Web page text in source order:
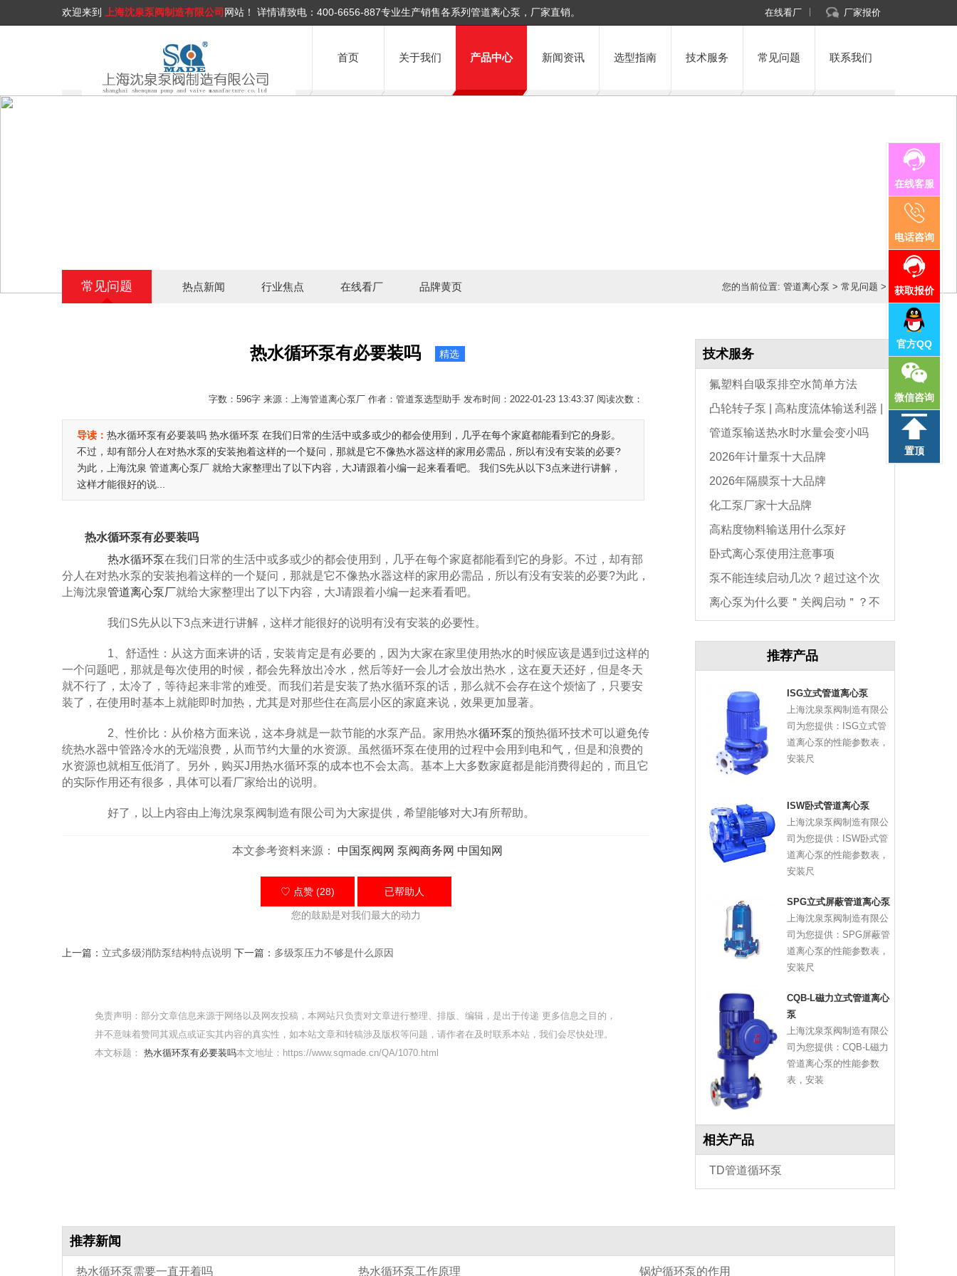
欢迎来到 上海沈泉泵阀制造有限公司 网站！ 详情请致电： 400-6656-887专业生产销售各系列管道离心泵，厂家直销。 在线看厂 厂家报价
首页 关于我们 产品中心 新闻资讯 选型指南 技术服务 常见问题 联系我们
在线客服
电话咨询
获取报价
官方QQ
微信咨询
置顶
常见问题 热点新闻 行业焦点 在线看厂 品牌黄页 您的当前位置:管道离心泵 >常见问题 >
热水循环泵有必要装吗 精选
字数：596字 来源：上海管道离心泵厂 作者：管道泵选型助手 发布时间：2022-01-23 13:43:37 阅读次数：
导读： 热水循环泵有必要装吗 热水循环泵 在我们日常的生活中或多或少的都会使用到，几乎在每个家庭都能看到它的身影。
不过，却有部分人在对热水泵的安装抱着这样的一个疑问，那就是它不像热水器这样的家用必需品，所以有没有安装的必要?
为此，上海沈泉 管道离心泵厂 就给大家整理出了以下内容，大J请跟着小编一起来看看吧。 我们S先从以下3点来进行讲解，
这样才能很好的说...
热水循环泵有必要装吗
热水循环泵在我们日常的生活中或多或少的都会使用到，几乎在每个家庭都能看到它的身影。不过，却有部
分人在对热水泵的安装抱着这样的一个疑问，那就是它不像热水器这样的家用必需品，所以有没有安装的必要?为此，
上海沈泉管道离心泵厂就给大家整理出了以下内容，大J请跟着小编一起来看看吧。
我们S先从以下3点来进行讲解，这样才能很好的说明有没有安装的必要性。
1、舒适性：从这方面来讲的话，安装肯定是有必要的，因为大家在家里使用热水的时候应该是遇到过这样的
一个问题吧，那就是每次使用的时候，都会先释放出冷水，然后等好一会儿才会放出热水，这在夏天还好，但是冬天
就不行了，太冷了，等待起来非常的难受。而我们若是安装了热水循环泵的话，那么就不会存在这个烦恼了，只要安
装了，在使用时基本上就能即时加热，尤其是对那些住在高层小区的家庭来说，效果更加显著。
2、性价比：从价格方面来说，这本身就是一款节能的水泵产品。家用热水循环泵的预热循环技术可以避免传
统热水器中管路冷水的无端浪费，从而节约大量的水资源。虽然循环泵在使用的过程中会用到电和气，但是和浪费的
水资源也就相互低消了。另外，购买J用热水循环泵的成本也不会太高。基本上大多数家庭都是能消费得起的，而且它
的实际作用还有很多，具体可以看厂家给出的说明。
好了，以上内容由上海沈泉泵阀制造有限公司为大家提供，希望能够对大J有所帮助。
本文参考资料来源： 中国泵阀网 泵阀商务网 中国知网
♡ 点赞 (28) 已帮助人
您的鼓励是对我们最大的动力
上一篇： 立式多级消防泵结构特点说明 下一篇： 多级泵压力不够是什么原因
免责声明：部分文章信息来源于网络以及网友投稿，本网站只负责对文章进行整理、排版、编辑，是出于传递 更多信息之目的，
并不意味着赞同其观点或证实其内容的真实性，如本站文章和转稿涉及版权等问题，请作者在及时联系本站，我们会尽快处理。
本文标题： 热水循环泵有必要装吗本文地址：https://www.sqmade.cn/QA/1070.html
技术服务
氟塑料自吸泵排空水简单方法
凸轮转子泵 | 高粘度流体输送利器 |
选型与维护全指南
管道泵输送热水时水量会变小吗
2026年计量泵十大品牌
2026年隔膜泵十大品牌
化工泵厂家十大品牌
高粘度物料输送用什么泵好
卧式离心泵使用注意事项
泵不能连续启动几次？超过这个次
数，电机必坏
离心泵为什么要＂关阀启动＂？不
推荐产品
ISG立式管道离心泵
上海沈泉泵阀制造有限公
司为您提供：ISG立式管
道离心泵的性能参数表，
安装尺
ISW卧式管道离心泵
上海沈泉泵阀制造有限公
司为您提供：ISW卧式管
道离心泵的性能参数表，
安装尺
SPG立式屏蔽管道离心泵
上海沈泉泵阀制造有限公
司为您提供：SPG屏蔽管
道离心泵的性能参数表，
安装尺
CQB-L磁力立式管道离心
泵
上海沈泉泵阀制造有限公
司为您提供：CQB-L磁力
管道离心泵的性能参数
表，安装
相关产品
TD管道循环泵
推荐新闻
热水循环泵需要一直开着吗 热水循环泵工作原理 锅炉循环泵的作用